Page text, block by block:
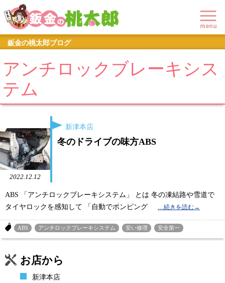
鈑金の桃太郎ブログ
アンチロックブレーキシス
テム
2022.12.12
新津本店
冬のドライブの味方ABS
ABS 「アンチロックブレーキシステム」 とは 冬の凍結路や雪道で
タイヤロックを感知して 「自動でポンピング
ABS アンチロックブレーキシステム 安い修理 安全第一
お店から
新津本店